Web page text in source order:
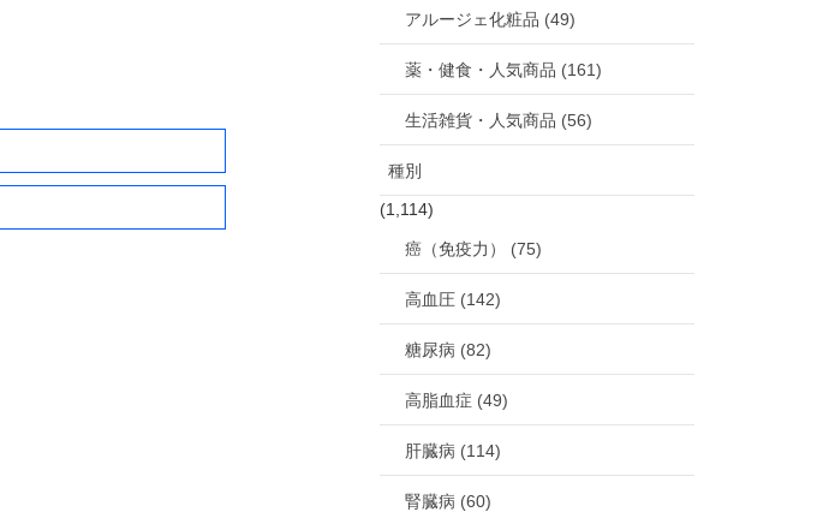
アルージェ化粧品 (49)
薬・健食・人気商品 (161)
生活雑貨・人気商品 (56)
種別
(1,114)
癌（免疫力） (75)
高血圧 (142)
糖尿病 (82)
高脂血症 (49)
肝臓病 (114)
腎臓病 (60)